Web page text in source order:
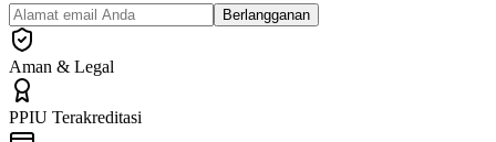
Berlangganan
Aman & Legal
PPIU Terakreditasi